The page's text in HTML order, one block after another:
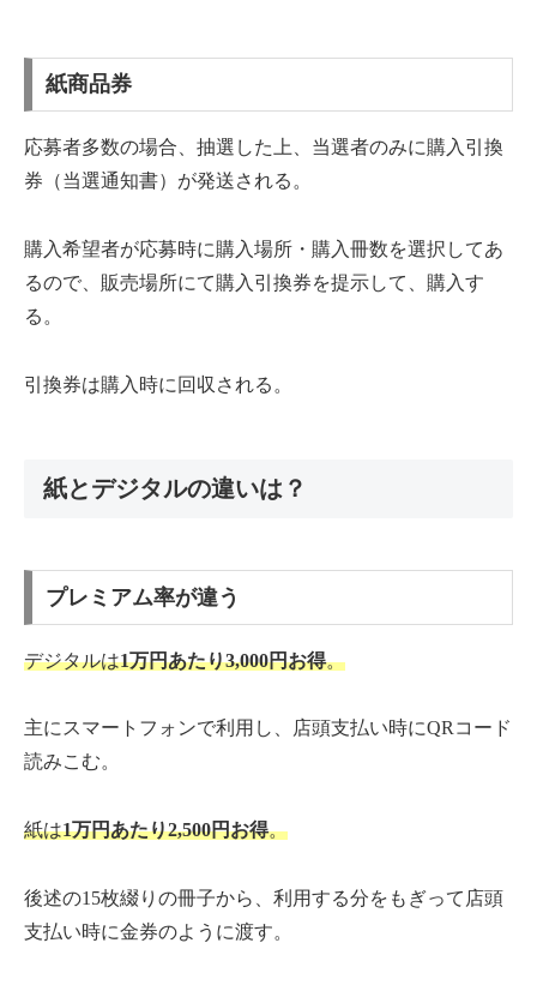
紙商品券
応募者多数の場合、抽選した上、当選者のみに購入引換
券（当選通知書）が発送される。
購入希望者が応募時に購入場所・購入冊数を選択してあ
るので、販売場所にて購入引換券を提示して、購入す
る。
引換券は購入時に回収される。
紙とデジタルの違いは？
プレミアム率が違う
デジタルは1万円あたり3,000円お得。
主にスマートフォンで利用し、店頭支払い時にQRコード
読みこむ。
紙は1万円あたり2,500円お得。
後述の15枚綴りの冊子から、利用する分をもぎって店頭
支払い時に金券のように渡す。